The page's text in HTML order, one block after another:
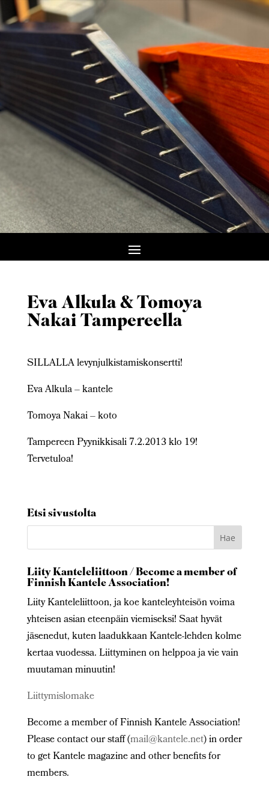
Eva Alkula & Tomoya
Nakai Tampereella
SILLALLA levynjulkistamiskonsertti!
Eva Alkula – kantele
Tomoya Nakai – koto
Tampereen Pyynikkisali 7.2.2013 klo 19!
Tervetuloa!
Etsi sivustolta
Liity Kanteleliittoon / Become a member of
Finnish Kantele Association!
Liity Kanteleliittoon, ja koe kanteleyhteisön voima
yhteisen asian eteenpäin viemiseksi! Saat hyvät
jäsenedut, kuten laadukkaan Kantele-lehden kolme
kertaa vuodessa. Liittyminen on helppoa ja vie vain
muutaman minuutin!
Liittymislomake
Become a member of Finnish Kantele Association!
Please contact our staff (mail@kantele.net) in order
to get Kantele magazine and other benefits for
members.